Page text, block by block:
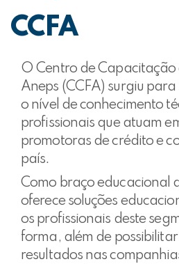
CCFA
O Centro de Capacitação
Aneps (CCFA) surgiu
o nível de conhecimento
profissionais que atuam
promotoras de crédito e
país.
Como braço educacional
oferece soluções
os profissionais deste
forma, além de
resultados nas